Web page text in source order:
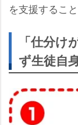
を支援するこ
「仕分け
ず生徒自